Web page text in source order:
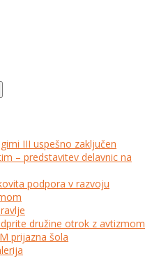
III uspešno zaključen
– predstavitev delavnic na
podpora v razvoju
družine otrok z avtizmom
prijazna šola